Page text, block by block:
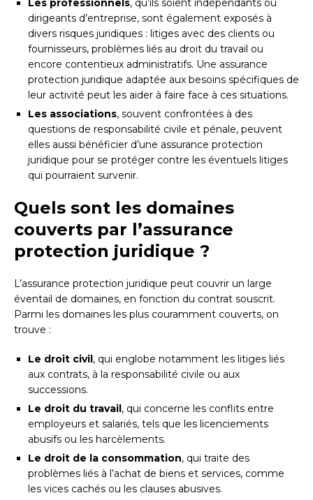
Les professionnels, qu’ils soient indépendants ou
dirigeants d’entreprise, sont également exposés à
divers risques juridiques : litiges avec des clients ou
fournisseurs, problèmes liés au droit du travail ou
encore contentieux administratifs. Une assurance
protection juridique adaptée aux besoins spécifiques de
leur activité peut les aider à faire face à ces situations.
Les associations, souvent confrontées à des
questions de responsabilité civile et pénale, peuvent
elles aussi bénéficier d’une assurance protection
juridique pour se protéger contre les éventuels litiges
qui pourraient survenir.
Quels sont les domaines
couverts par l’assurance
protection juridique ?
L’assurance protection juridique peut couvrir un large
éventail de domaines, en fonction du contrat souscrit.
Parmi les domaines les plus couramment couverts, on
trouve :
Le droit civil, qui englobe notamment les litiges liés
aux contrats, à la responsabilité civile ou aux
successions.
Le droit du travail, qui concerne les conflits entre
employeurs et salariés, tels que les licenciements
abusifs ou les harcèlements.
Le droit de la consommation, qui traite des
problèmes liés à l’achat de biens et services, comme
les vices cachés ou les clauses abusives.